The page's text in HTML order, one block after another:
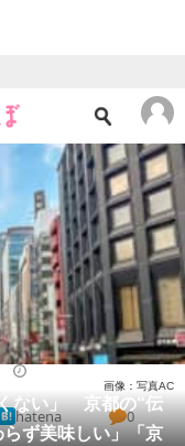
ない」 京都の“伝
ず美味しい」「京
画像：写真AC
hatena 0